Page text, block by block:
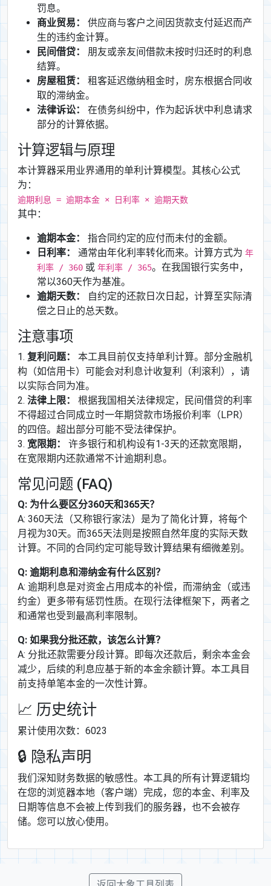
罚息。
商业贸易：
供应商与客户之间因货款支付延迟而产
生的违约金计算。
民间借贷：
朋友或亲友间借款未按时归还时的利息
结算。
房屋租赁：
租客延迟缴纳租金时，房东根据合同收
取的滞纳金。
法律诉讼：
在债务纠纷中，作为起诉状中利息请求
部分的计算依据。
计算逻辑与原理
本计算器采用业界通用的单利计算模型。其核心公式
为：
逾期利息 = 逾期本金 × 日利率 × 逾期天数
其中：
逾期本金：
指合同约定的应付而未付的金额。
日利率：
通常由年化利率转化而来。计算方式为 年
利率 / 360 或 年利率 / 365。在我国银行实务中，
常以360天作为基准。
逾期天数：
自约定的还款日次日起，计算至实际清
偿之日止的总天数。
注意事项
1. 复利问题：
本工具目前仅支持单利计算。部分金融机
构（如信用卡）可能会对利息计收复利（利滚利），请
以实际合同为准。
2. 法律上限：
根据我国相关法律规定，民间借贷的利率
不得超过合同成立时一年期贷款市场报价利率（LPR）
的四倍。超出部分可能不受法律保护。
3. 宽限期：
许多银行和机构设有1-3天的还款宽限期，
在宽限期内还款通常不计逾期利息。
常见问题 (FAQ)
Q: 为什么要区分360天和365天？
A: 360天法（又称银行家法）是为了简化计算，将每个
月视为30天。而365天法则是按照自然年度的实际天数
计算。不同的合同约定可能导致计算结果有细微差别。
Q: 逾期利息和滞纳金有什么区别？
A: 逾期利息是对资金占用成本的补偿，而滞纳金（或违
约金）更多带有惩罚性质。在现行法律框架下，两者之
和通常也受到最高利率限制。
Q: 如果我分批还款，该怎么计算？
A: 分批还款需要分段计算。即每次还款后，剩余本金会
减少，后续的利息应基于新的本金余额计算。本工具目
前支持单笔本金的一次性计算。
📈 历史统计
累计使用次数：6023
🔒 隐私声明
我们深知财务数据的敏感性。本工具的所有计算逻辑均
在您的浏览器本地（客户端）完成，您的本金、利率及
日期等信息不会被上传到我们的服务器，也不会被存
储。您可以放心使用。